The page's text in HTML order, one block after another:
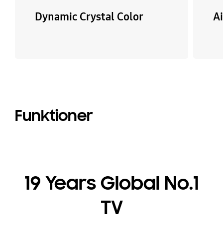
Dynamic Crystal Color
Funktioner
19 Years Global No.1
TV